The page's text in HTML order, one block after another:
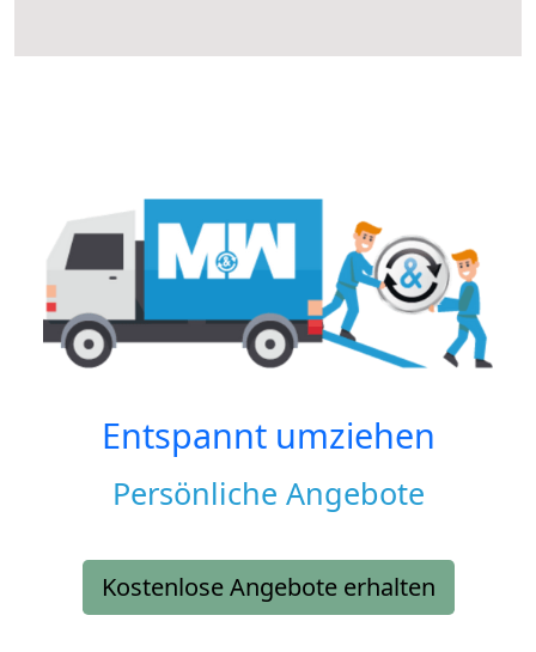
Entspannt umziehen
Persönliche Angebote
Kostenlose Angebote erhalten